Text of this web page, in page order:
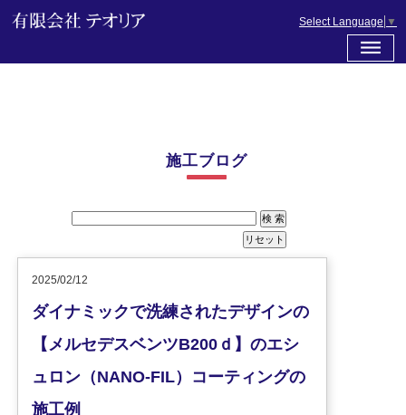
Select Language ▼
施工ブログ
2025/02/12
ダイナミックで洗練されたデザインの
【メルセデスベンツB200ｄ】のエシ
ュロン（NANO-FIL）コーティングの
施工例